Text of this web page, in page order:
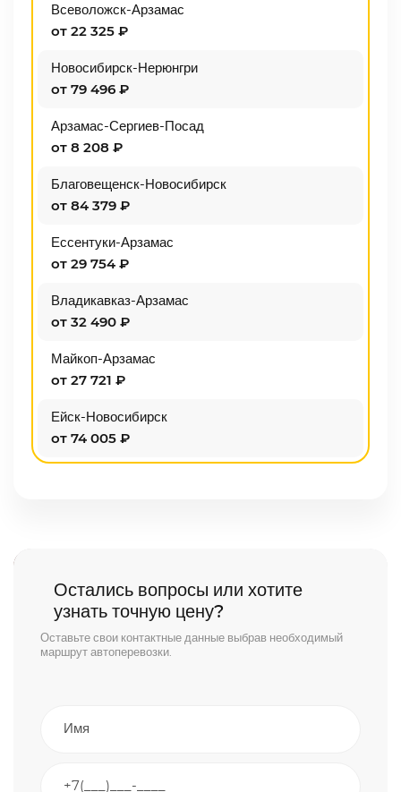
Всеволожск-Арзамас
от 22 325 ₽
Новосибирск-Нерюнгри
от 79 496 ₽
Арзамас-Сергиев-Посад
от 8 208 ₽
Благовещенск-Новосибирск
от 84 379 ₽
Ессентуки-Арзамас
от 29 754 ₽
Владикавказ-Арзамас
от 32 490 ₽
Майкоп-Арзамас
от 27 721 ₽
Ейск-Новосибирск
от 74 005 ₽
Остались вопросы или хотите
узнать точную цену?
Оставьте свои контактные данные выбрав необходимый
маршрут автоперевозки.